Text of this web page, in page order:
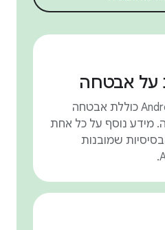
על אבטחה
מערכת ההפעלה Android כוללת אבטחה
מידע נוסף על כל אחת
שמובנות